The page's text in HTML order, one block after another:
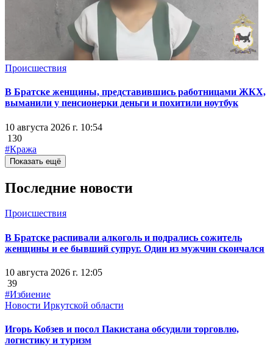
Происшествия
В Братске женщины, представившись работницами ЖКХ,
выманили у пенсионерки деньги и похитили ноутбук
10 августа 2026 г. 10:54
130
#Кража
Показать ещё
Последние новости
Происшествия
В Братске распивали алкоголь и подрались сожитель
женщины и ее бывший супруг. Один из мужчин скончался
10 августа 2026 г. 12:05
39
#Избиение
Новости Иркутской области
Игорь Кобзев и посол Пакистана обсудили торговлю,
логистику и туризм